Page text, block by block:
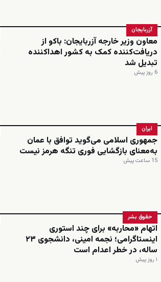
آزربایجان
معاون وزیر خارجه آزربایجان: باکو از
دریافت‌کننده کمک به کشور اهداکننده
تبدیل شد
6 روز پیش
ایران
جمهوری اسلامی می‌گوید توافق با عمان
به‌معنای بازگشایی فوری تنگه هرمز نیست
15 ساعت پیش
حقوق بشر
اتهام «محاربه» برای چند استوری
اینستاگرامی؛ نجمه امینی، دانشجوی ۲۳
ساله، در خطر اعدام است
۱ روز پیش